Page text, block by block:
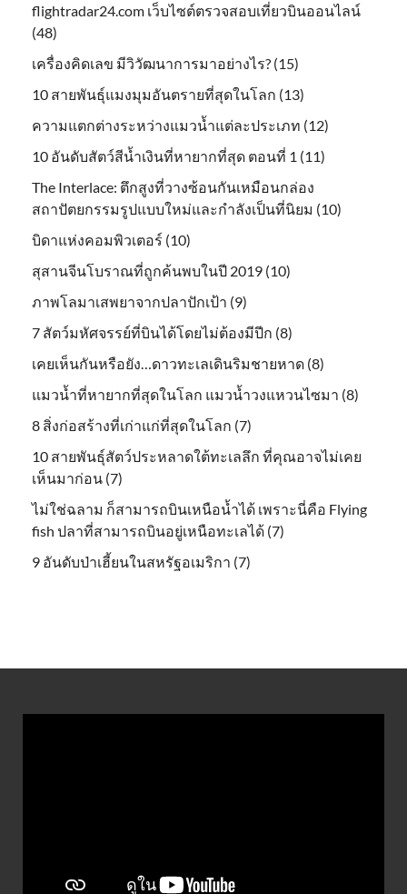
flightradar24.com เว็บไซต์ตรวจสอบเที่ยวบินออนไลน์
(48)
เครื่องคิดเลข มีวิวัฒนาการมาอย่างไร? (15)
10 สายพันธุ์แมงมุมอันตรายที่สุดในโลก (13)
ความแตกต่างระหว่างแมวน้ำแต่ละประเภท (12)
10 อันดับสัตว์สีน้ำเงินที่หายากที่สุด ตอนที่ 1 (11)
The Interlace: ตึกสูงที่วางซ้อนกันเหมือนกล่อง
สถาปัตยกรรมรูปแบบใหม่และกำลังเป็นที่นิยม (10)
บิดาแห่งคอมพิวเตอร์ (10)
สุสานจีนโบราณที่ถูกค้นพบในปี 2019 (10)
ภาพโลมาเสพยาจากปลาปักเป้า (9)
7 สัตว์มหัศจรรย์ที่บินได้โดยไม่ต้องมีปีก (8)
เคยเห็นกันหรือยัง…ดาวทะเลเดินริมชายหาด (8)
แมวน้ำที่หายากที่สุดในโลก แมวน้ำวงแหวนไซมา (8)
8 สิ่งก่อสร้างที่เก่าแก่ที่สุดในโลก (7)
10 สายพันธุ์สัตว์ประหลาดใต้ทะเลลึก ที่คุณอาจไม่เคย
เห็นมาก่อน (7)
ไม่ใช่ฉลาม ก็สามารถบินเหนือน้ำได้ เพราะนี่คือ Flying
fish ปลาที่สามารถบินอยู่เหนือทะเลได้ (7)
9 อันดับป่าเฮี้ยนในสหรัฐอเมริกา (7)